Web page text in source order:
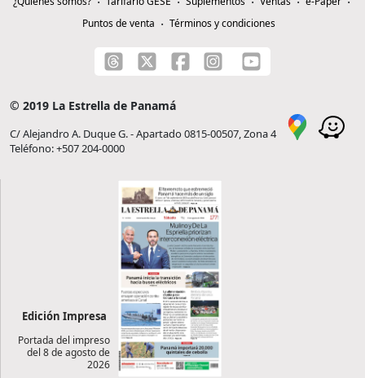
Puntos de venta
Términos y condiciones
© 2019 La Estrella de Panamá
C/ Alejandro A. Duque G. - Apartado 0815-00507, Zona 4
Teléfono: +507 204-0000
Edición Impresa
Portada del impreso
del 8 de agosto de
2026